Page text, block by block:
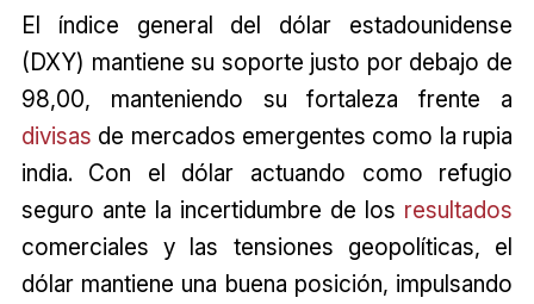
El índice general del dólar estadounidense
(DXY) mantiene su soporte justo por debajo de
98,00, manteniendo su fortaleza frente a
divisas de mercados emergentes como la rupia
india. Con el dólar actuando como refugio
seguro ante la incertidumbre de los resultados
comerciales y las tensiones geopolíticas, el
dólar mantiene una buena posición, impulsando